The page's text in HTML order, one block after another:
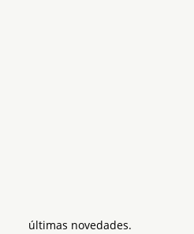
últimas novedades.